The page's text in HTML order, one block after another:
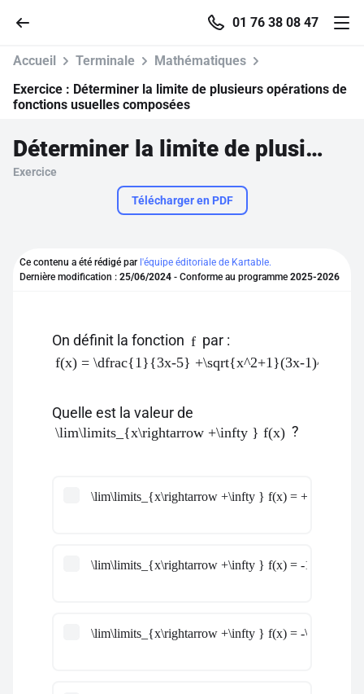
01 76 38 08 47
Parcourir
Se connecter
Pour profiter de 10 contenus offerts.
Accueil Terminale
Mathématiques
Exercice : Déterminer la limite de plusieurs opérations de
fonctions usuelles composées
Déterminer la limite de plusieurs opérations de fonctions usuelles composées
Exercice
Télécharger en PDF
Ce contenu a été rédigé par l'équipe éditoriale de Kartable.
Dernière modification : 25/06/2024 - Conforme au programme 2025-2026
On définit la fonction f par :
f(x) = \dfrac{1}{3x-5} +\sqrt{x^2+1}(3x-1)^2
Quelle est la valeur de
\lim\limits_{x\rightarrow +\infty } f(x) ?
\lim\limits_{x\rightarrow +\infty } f(x) = +\infty
\lim\limits_{x\rightarrow +\infty } f(x) = -1
\lim\limits_{x\rightarrow +\infty } f(x) = -\infty